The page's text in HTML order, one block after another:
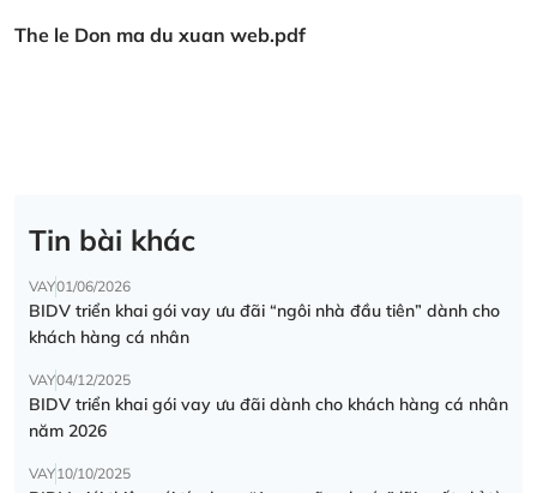
The le Don ma du xuan web.pdf
Tin bài khác
VAY01/06/2026
BIDV triển khai gói vay ưu đãi “ngôi nhà đầu tiên” dành cho
khách hàng cá nhân
VAY04/12/2025
BIDV triển khai gói vay ưu đãi dành cho khách hàng cá nhân
năm 2026
VAY10/10/2025